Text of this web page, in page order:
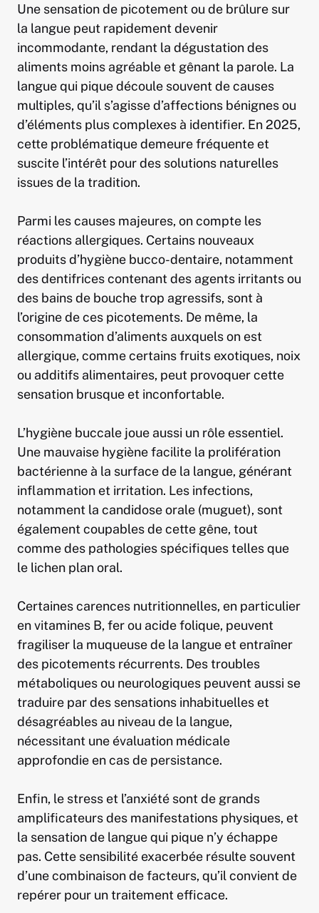
Une sensation de picotement ou de brûlure sur
la langue peut rapidement devenir
incommodante, rendant la dégustation des
aliments moins agréable et gênant la parole. La
langue qui pique découle souvent de causes
multiples, qu’il s’agisse d’affections bénignes ou
d’éléments plus complexes à identifier. En 2025,
cette problématique demeure fréquente et
suscite l’intérêt pour des solutions naturelles
issues de la tradition.
Parmi les causes majeures, on compte les
réactions allergiques. Certains nouveaux
produits d’hygiène bucco-dentaire, notamment
des dentifrices contenant des agents irritants ou
des bains de bouche trop agressifs, sont à
l’origine de ces picotements. De même, la
consommation d’aliments auxquels on est
allergique, comme certains fruits exotiques, noix
ou additifs alimentaires, peut provoquer cette
sensation brusque et inconfortable.
L’hygiène buccale joue aussi un rôle essentiel.
Une mauvaise hygiène facilite la prolifération
bactérienne à la surface de la langue, générant
inflammation et irritation. Les infections,
notamment la candidose orale (muguet), sont
également coupables de cette gêne, tout
comme des pathologies spécifiques telles que
le lichen plan oral.
Certaines carences nutritionnelles, en particulier
en vitamines B, fer ou acide folique, peuvent
fragiliser la muqueuse de la langue et entraîner
des picotements récurrents. Des troubles
métaboliques ou neurologiques peuvent aussi se
traduire par des sensations inhabituelles et
désagréables au niveau de la langue,
nécessitant une évaluation médicale
approfondie en cas de persistance.
Enfin, le stress et l’anxiété sont de grands
amplificateurs des manifestations physiques, et
la sensation de langue qui pique n’y échappe
pas. Cette sensibilité exacerbée résulte souvent
d’une combinaison de facteurs, qu’il convient de
repérer pour un traitement efficace.